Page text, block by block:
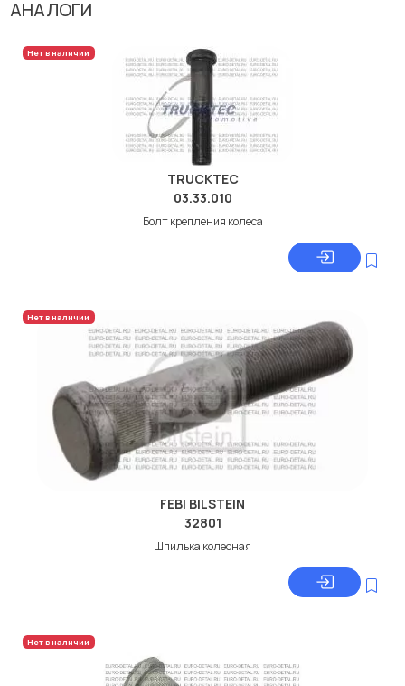
АНАЛОГИ
Нет в наличии
TRUCKTEC
03.33.010
Болт крепления колеса
Нет в наличии
FEBI BILSTEIN
32801
Шпилька колесная
Нет в наличии